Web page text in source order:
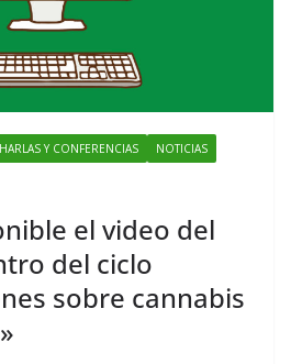
Y CONFERENCIAS NOTICIAS
el video del
del ciclo
sobre cannabis